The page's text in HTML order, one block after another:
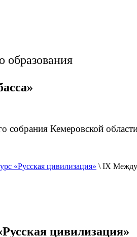
образования
собрания Кемеровской
«Русская цивилизация» \ IX
цивилизация»